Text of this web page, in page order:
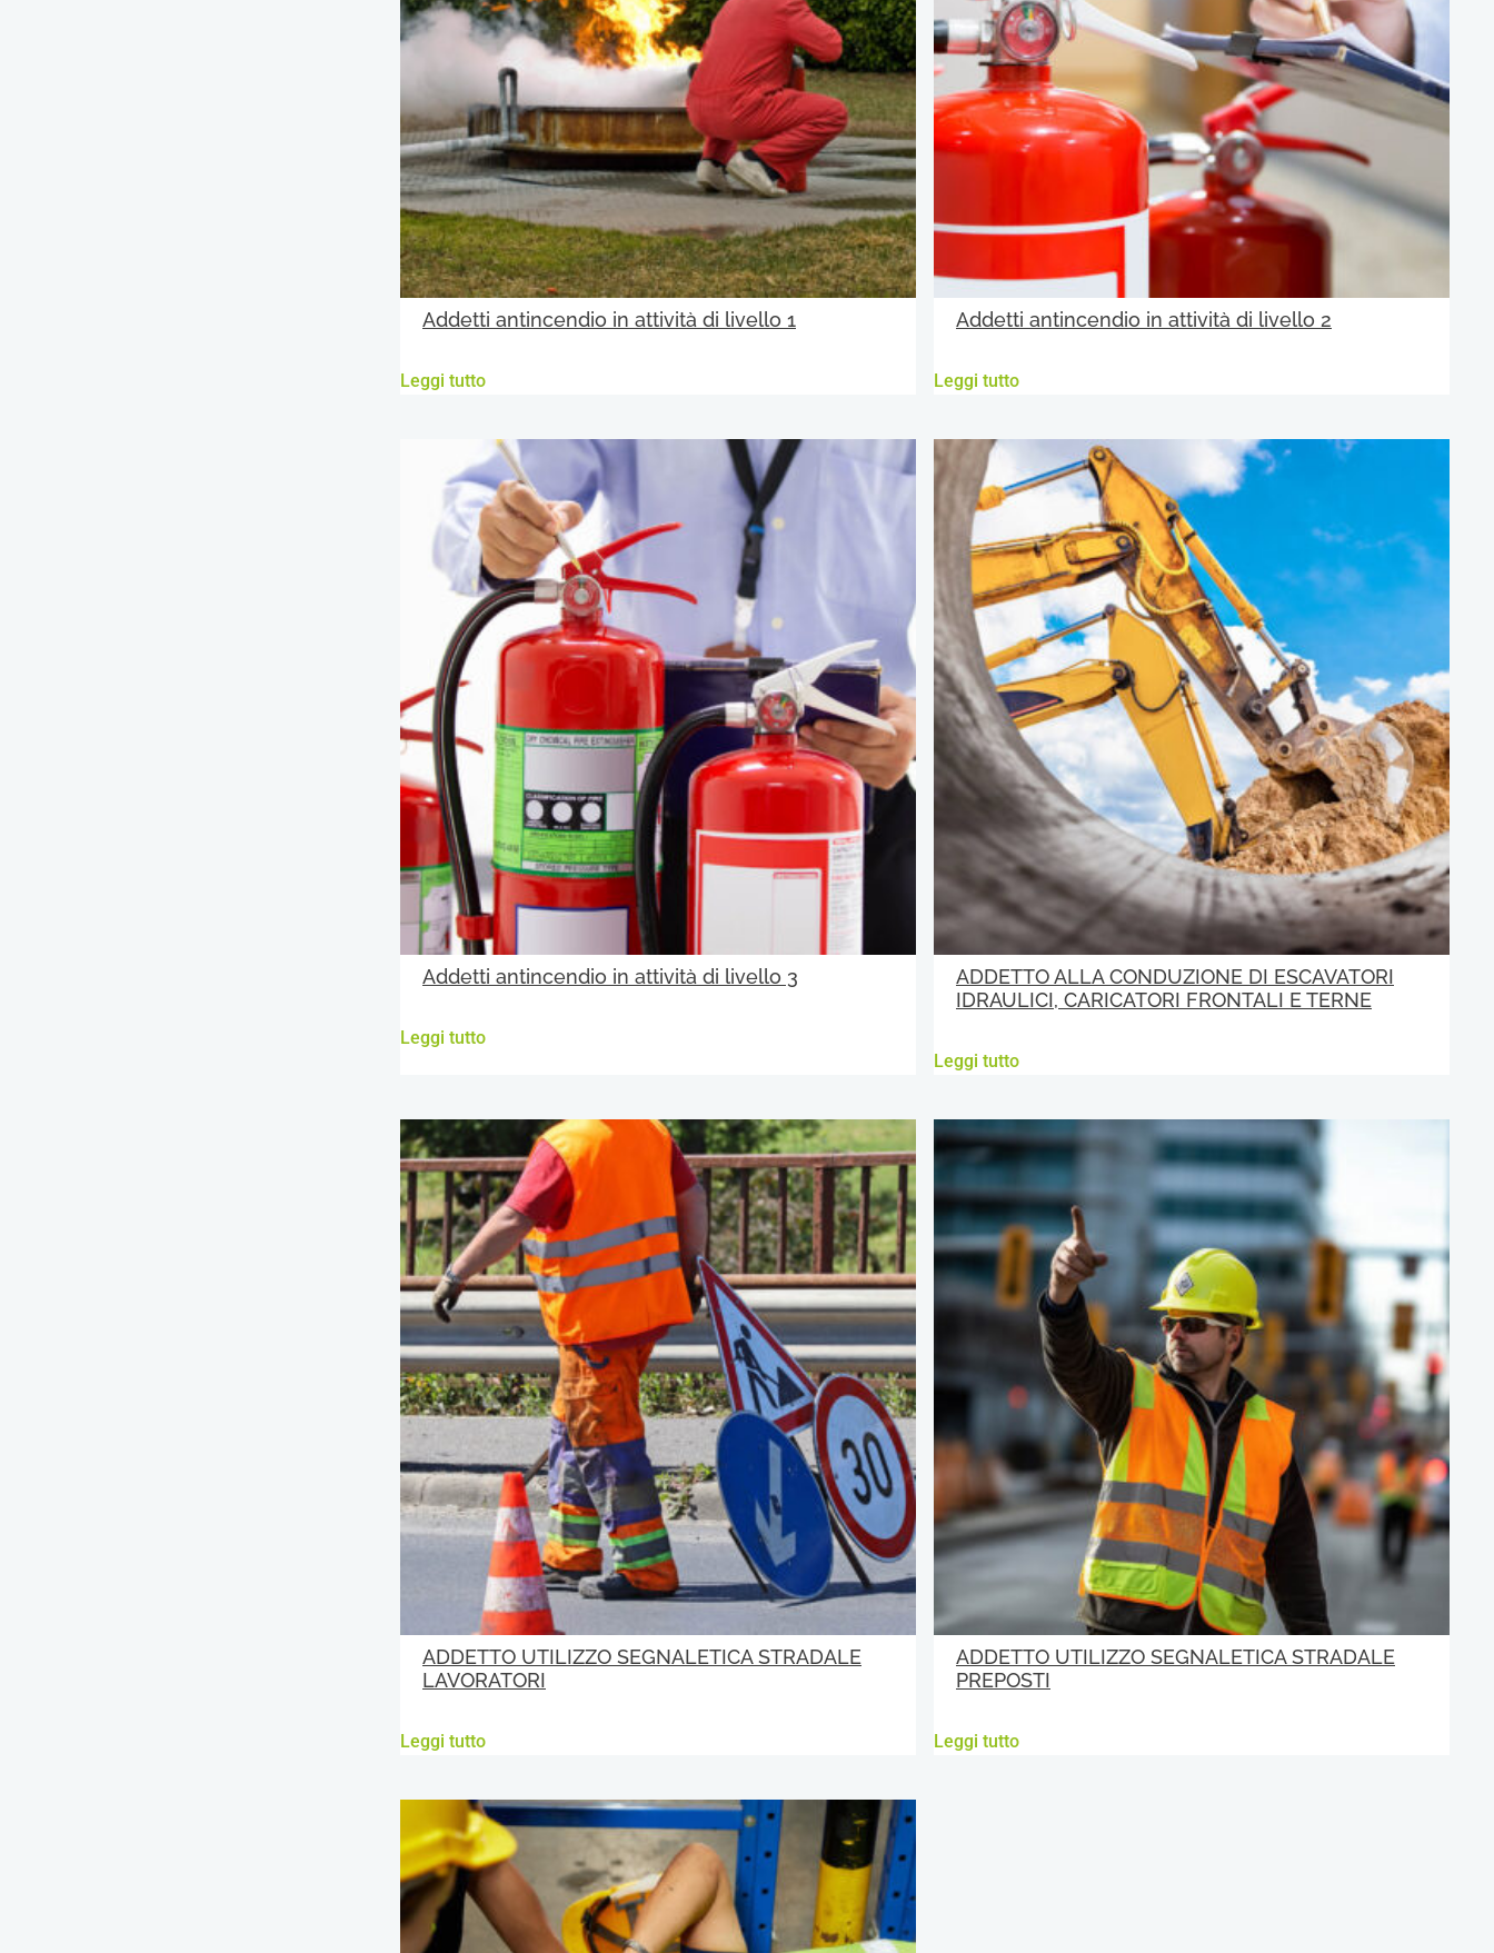
Addetti antincendio in attività di livello 1
Leggi tutto
Addetti antincendio in attività di livello 2
Leggi tutto
Addetti antincendio in attività di livello 3
Leggi tutto
ADDETTO ALLA CONDUZIONE DI ESCAVATORI
IDRAULICI, CARICATORI FRONTALI E TERNE
Leggi tutto
ADDETTO UTILIZZO SEGNALETICA STRADALE
LAVORATORI
Leggi tutto
ADDETTO UTILIZZO SEGNALETICA STRADALE
PREPOSTI
Leggi tutto